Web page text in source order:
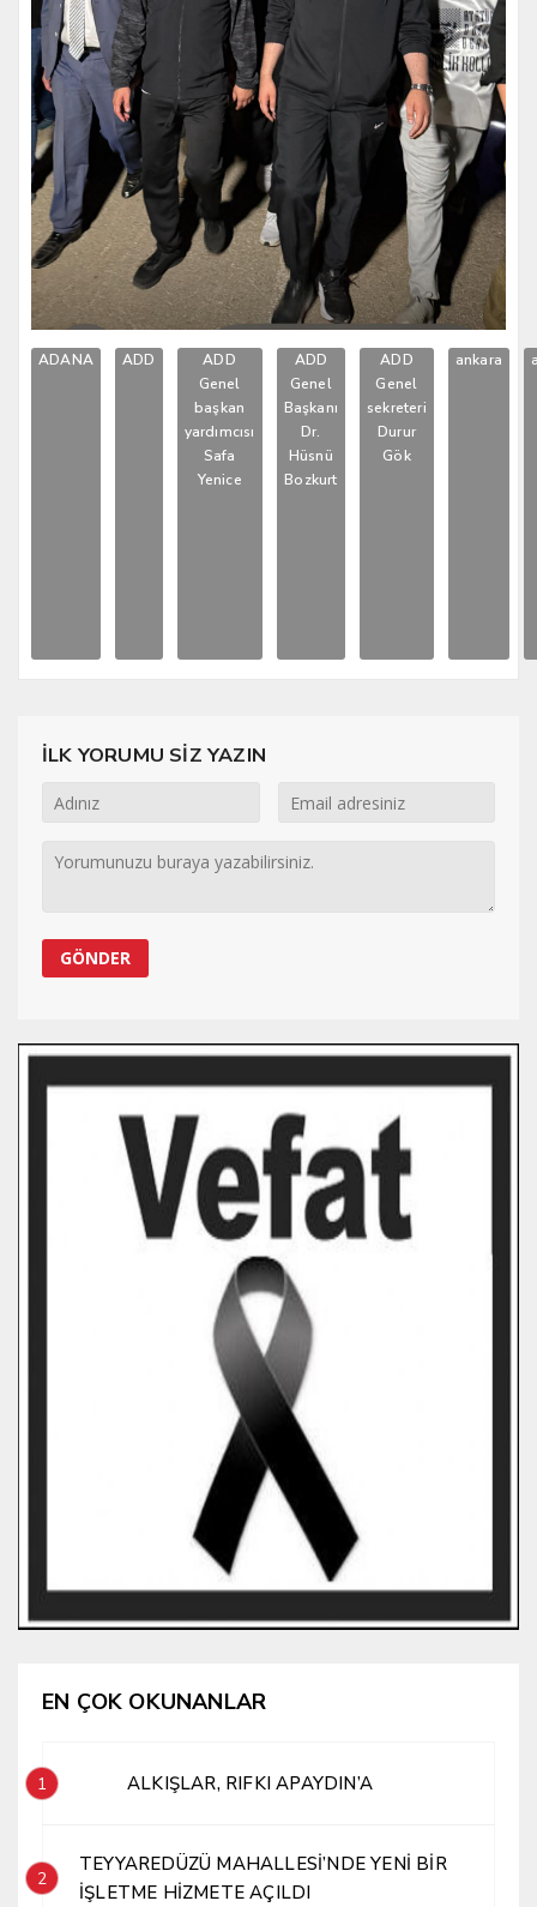
ADANA ADD
ADD
Genel
başkan
yardımcısı
Safa
Yenice
ADD
Genel
Başkanı
Dr.
Hüsnü
Bozkurt
ADD
Genel
sekreteri
Durur
Gök
ankara
İLK YORUMU SİZ YAZIN
EN ÇOK OKUNANLAR
1 ALKIŞLAR, RIFKI APAYDIN’A
2
TEYYAREDÜZÜ MAHALLESİ’NDE YENİ BİR
İŞLETME HİZMETE AÇILDI